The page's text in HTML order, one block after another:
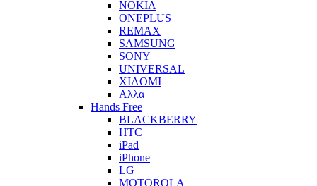
NOKIA
ONEPLUS
REMAX
SAMSUNG
SONY
UNIVERSAL
XIAOMI
Αλλα
Hands Free
BLACKBERRY
HTC
iPad
iPhone
LG
MOTOROLA